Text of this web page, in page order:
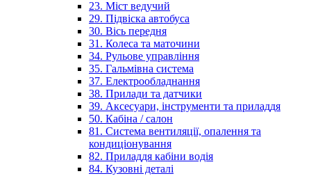
23. Міст ведучий
29. Підвіска автобуса
30. Вісь передня
31. Колеса та маточини
34. Рульове управління
35. Гальмівна система
37. Електрообладнання
38. Прилади та датчики
39. Аксесуари, інструменти та приладдя
50. Кабіна / салон
81. Система вентиляції, опалення та
кондиціонування
82. Приладдя кабіни водія
84. Кузовні деталі